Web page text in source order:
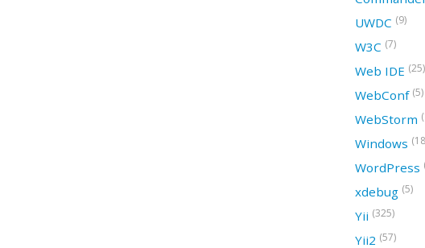
UWDC (9)
W3C (7)
Web IDE (25)
WebConf (5)
WebStorm
Windows
WordPress
xdebug (5)
Yii (325)
Yii2 (57)